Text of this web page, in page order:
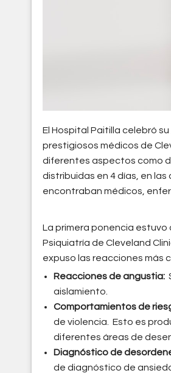
El Hospital Paitilla celebró
prestigiosos médicos de
diferentes aspectos como
distribuidas en 4 días, en
encontraban médicos,
La primera ponencia estuvo
Psiquiatría de Cleveland
expuso las reacciones más
Reacciones de angustia:
aislamiento.
Comportamientos de
de violencia. Esto es
diferentes áreas de
Diagnóstico de
de diagnóstico de